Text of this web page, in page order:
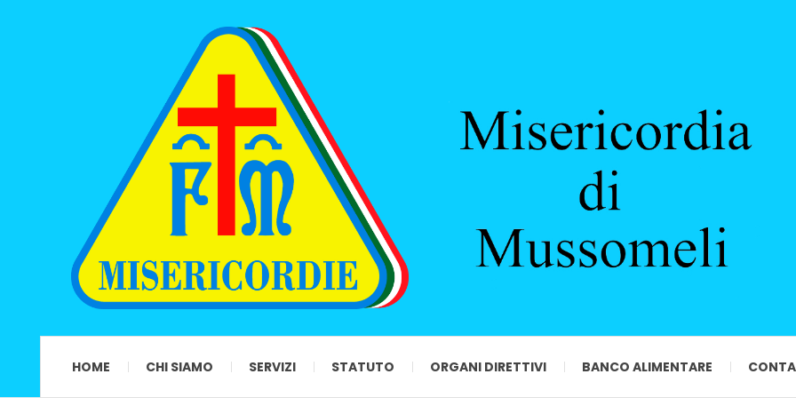
HOME CHI SIAMO SERVIZI STATUTO ORGANI DIRETTIVI BANCO ALIMENTARE